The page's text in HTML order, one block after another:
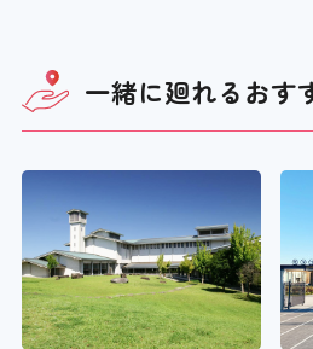
一緒に廻れるおす